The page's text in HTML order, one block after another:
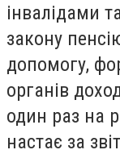
інвалідами
закону
допомогу,
органів
один раз на
настає за